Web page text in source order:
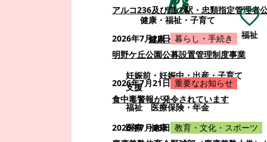
健康・福祉・子育て
健康・福祉・子育て
妊娠前・妊娠中・出産・子育て
支援
福祉
医療保険・年金
医療・健康
アルコ236及び道の駅・忠類指定管理者
2026年7月22日 暮らし・手続き
明野ケ丘公園公募設置管理制度事業
2026年7月21日 重要なお知らせ
食中毒警報が発令されています
2026年7月16日 教育・文化・スポーツ
福祉